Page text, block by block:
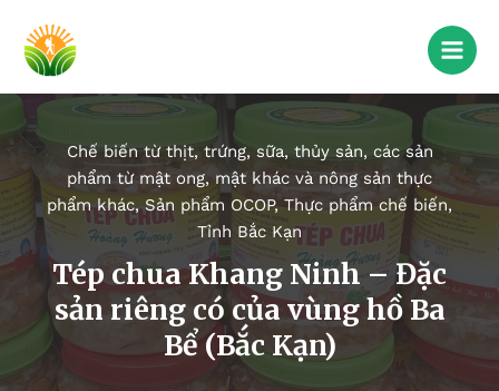
Chế biến từ thịt, trứng, sữa, thủy sản, các sản
phẩm từ mật ong, mật khác và nông sản thực
phẩm khác,Sản phẩm OCOP,Thực phẩm chế biến,
Tỉnh Bắc Kạn
Tép chua Khang Ninh – Đặc
sản riêng có của vùng hồ Ba
Bể (Bắc Kạn)